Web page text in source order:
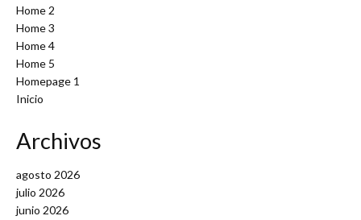
Home 2
Home 3
Home 4
Home 5
Homepage 1
Inicio
Archivos
agosto 2026
julio 2026
junio 2026